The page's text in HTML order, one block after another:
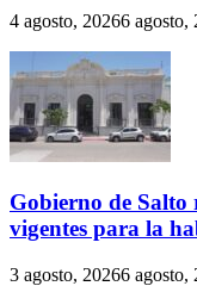
4 agosto, 20266 agosto,
Gobierno de Salto
vigentes para la
3 agosto, 20266 agosto,